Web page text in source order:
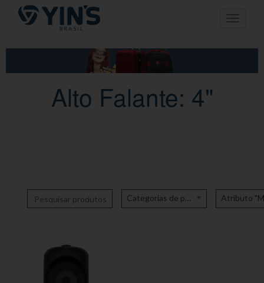
Pular
para
conteúdo
Toggle
Alto Falante: 4"
Categorias de produto